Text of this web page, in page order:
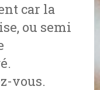
car la
ou semi
vous.